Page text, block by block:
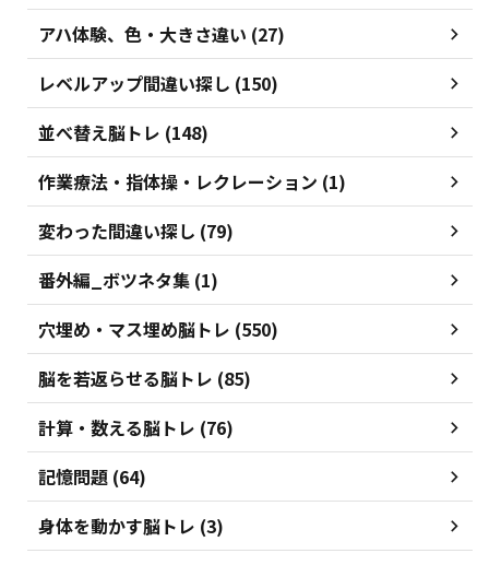
アハ体験、色・大きさ違い (27)
レベルアップ間違い探し (150)
並べ替え脳トレ (148)
作業療法・指体操・レクレーション (1)
変わった間違い探し (79)
番外編_ボツネタ集 (1)
穴埋め・マス埋め脳トレ (550)
脳を若返らせる脳トレ (85)
計算・数える脳トレ (76)
記憶問題 (64)
身体を動かす脳トレ (3)